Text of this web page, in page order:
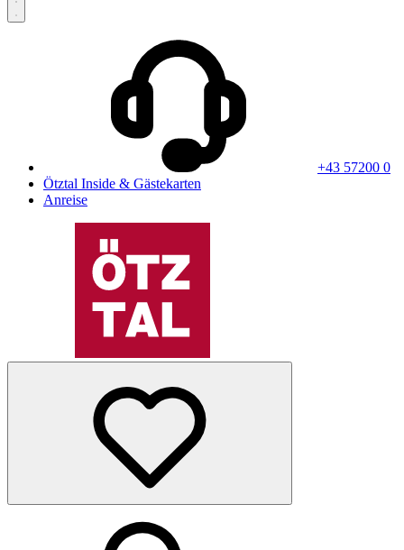
+43 57200 0
Ötztal Inside & Gästekarten
Anreise